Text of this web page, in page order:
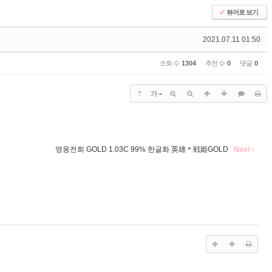
✔뷰어로 보기
2021.07.11 01:50
조회 수 1304 추천 수 0 댓글 0
? 가
영웅전희 GOLD 1.03C 99% 한글화 英雄＊戦姫GOLD Next